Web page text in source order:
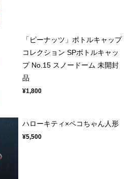
「ピーナッツ」ボトルキャップ
コレクション SPボトルキャッ
プ No.15 スノードーム 未開封
品
¥1,800
ハローキティ×ペコちゃん人形
¥5,500